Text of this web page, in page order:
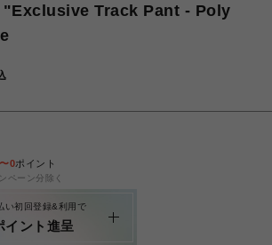
"Exclusive Track Pant - Poly
〜0ポイント
ペーン分除く
い初回登録&利用で
イント進呈